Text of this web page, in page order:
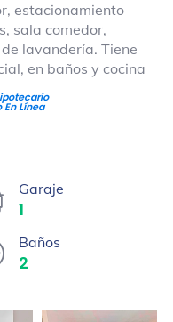
estacionamiento
sala comedor,
lavandería. Tiene
en baños y cocina
Línea
Garaje
1
Baños
2